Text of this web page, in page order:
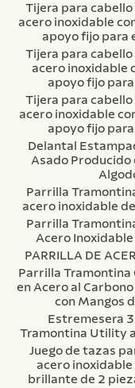
Tijera para
acero inoxidable
apoyo fijo para
Tijera para
acero inoxidable
apoyo fijo
Tijera para
acero inoxidable
apoyo fijo
Delantal
Asado Producido
Parrilla
acero inoxidable
Parrilla
Acero
PARRILLA DE
Parrilla Tramontina
en Acero al
con Mangos
Estremesera
Tramontina Utility
Juego de tazas
acero inoxidable
brillante de 2